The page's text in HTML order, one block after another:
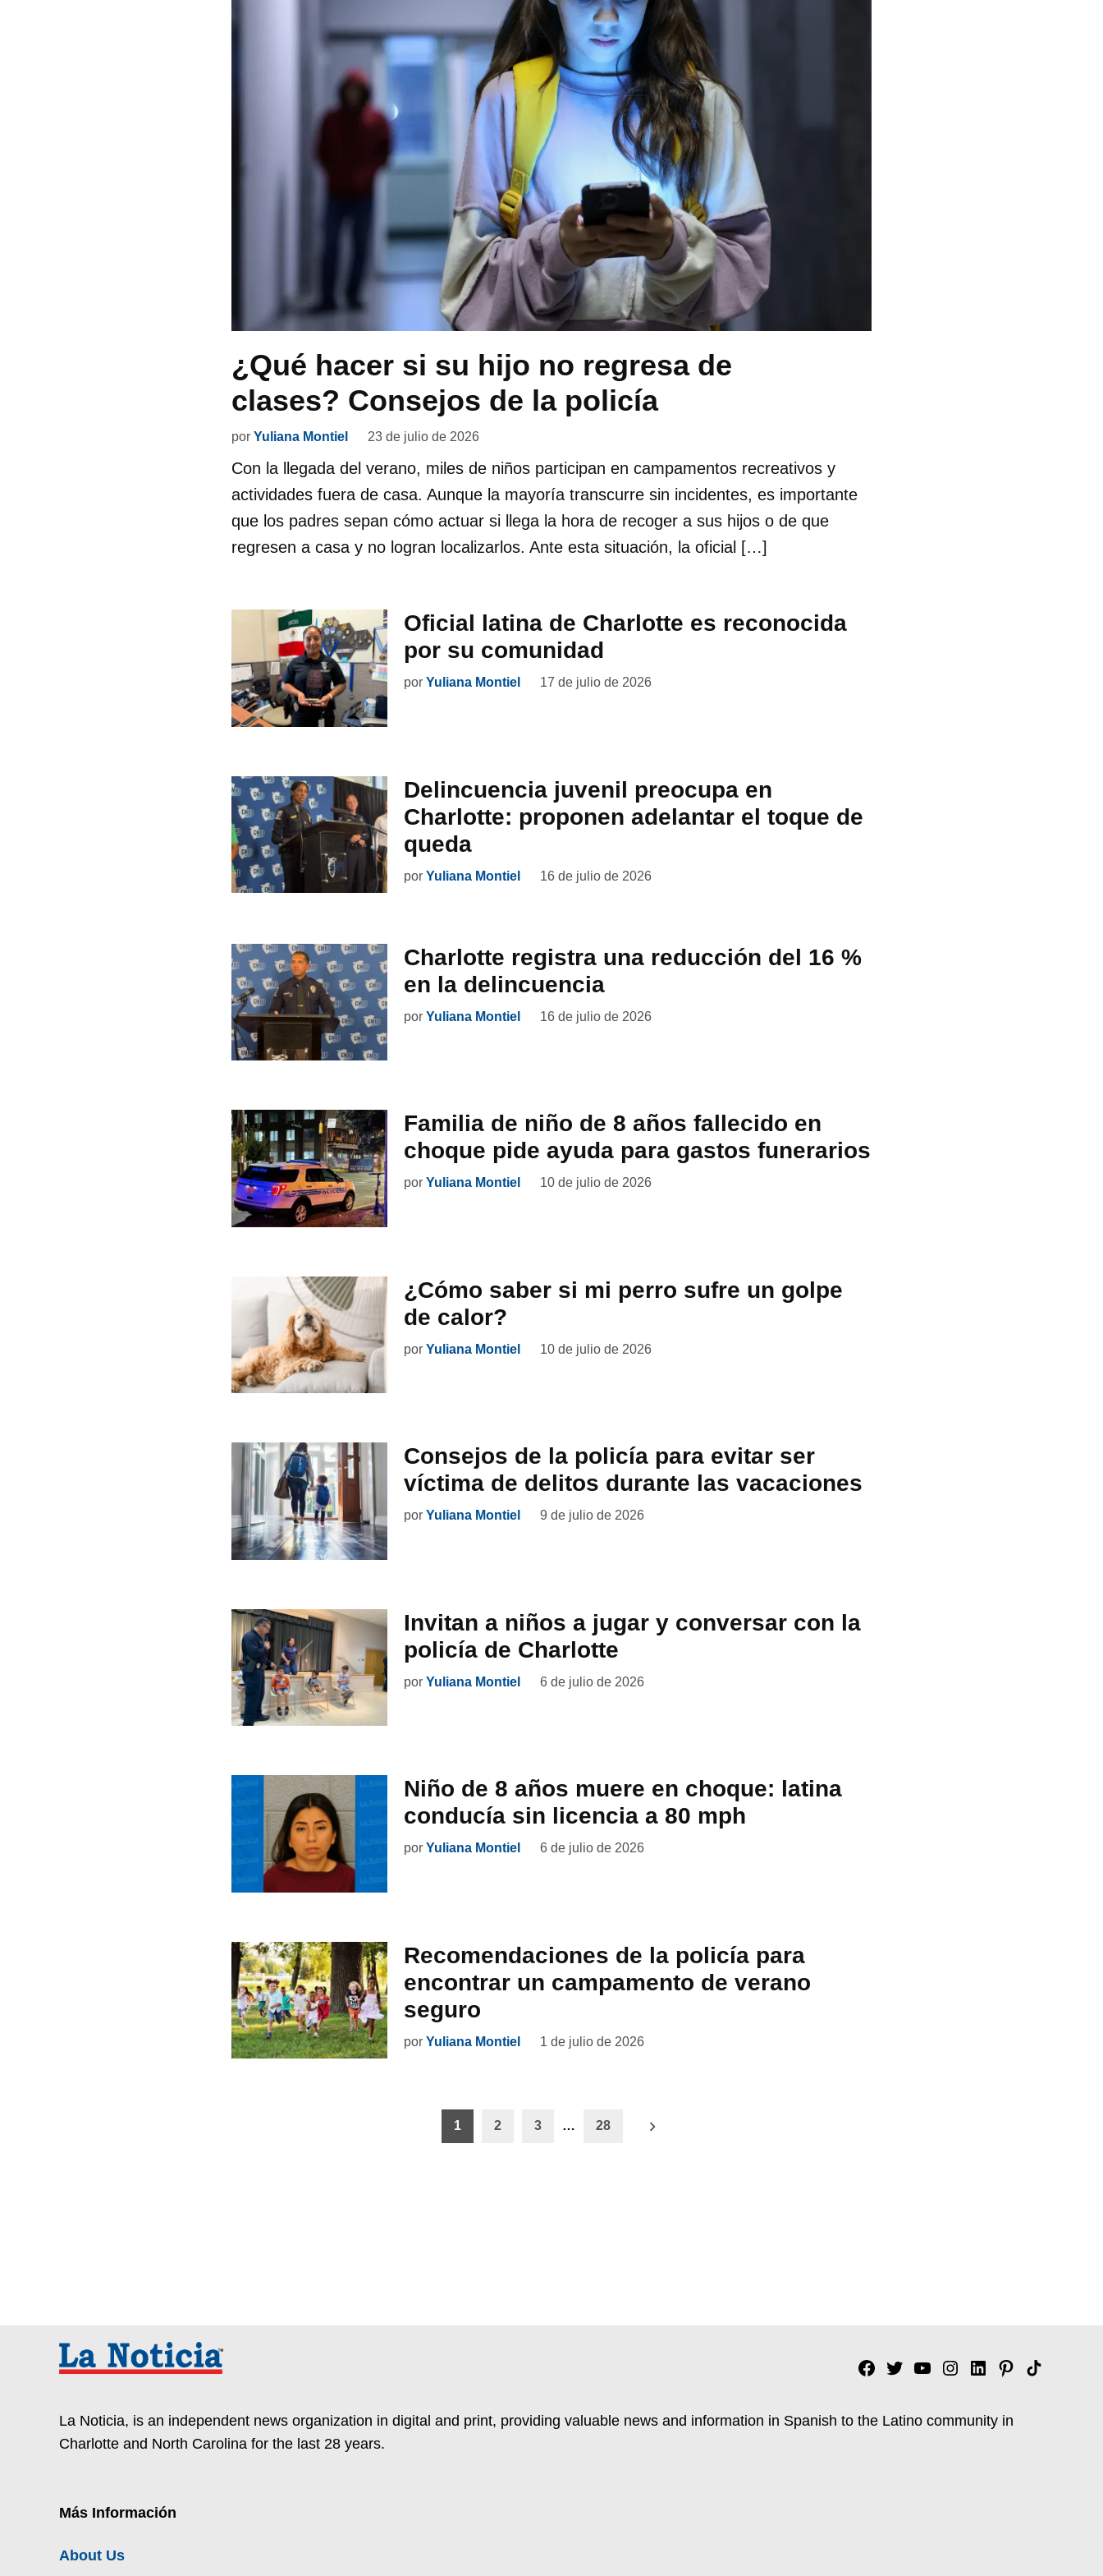
¿Qué hacer si su hijo no regresa de
clases? Consejos de la policía
por Yuliana Montiel 23 de julio de 2026
Con la llegada del verano, miles de niños participan en campamentos recreativos y
actividades fuera de casa. Aunque la mayoría transcurre sin incidentes, es importante
que los padres sepan cómo actuar si llega la hora de recoger a sus hijos o de que
regresen a casa y no logran localizarlos. Ante esta situación, la oficial […]
Oficial latina de Charlotte es reconocida
por su comunidad
por Yuliana Montiel 17 de julio de 2026
Delincuencia juvenil preocupa en
Charlotte: proponen adelantar el toque de
queda
por Yuliana Montiel 16 de julio de 2026
Charlotte registra una reducción del 16 %
en la delincuencia
por Yuliana Montiel 16 de julio de 2026
Familia de niño de 8 años fallecido en
choque pide ayuda para gastos funerarios
por Yuliana Montiel 10 de julio de 2026
¿Cómo saber si mi perro sufre un golpe
de calor?
por Yuliana Montiel 10 de julio de 2026
Consejos de la policía para evitar ser
víctima de delitos durante las vacaciones
por Yuliana Montiel 9 de julio de 2026
Invitan a niños a jugar y conversar con la
policía de Charlotte
por Yuliana Montiel 6 de julio de 2026
Niño de 8 años muere en choque: latina
conducía sin licencia a 80 mph
por Yuliana Montiel 6 de julio de 2026
Recomendaciones de la policía para
encontrar un campamento de verano
seguro
por Yuliana Montiel 1 de julio de 2026
1 2 3 … 28
Facebook
TwitterYouTubeInstagram
Linkedin
Pinterest
Tik
La Noticia, is an independent news organization in digital and print, providing valuable news and information in Spanish to the Latino community in
Charlotte and North Carolina for the last 28 years.
Más Información
About Us